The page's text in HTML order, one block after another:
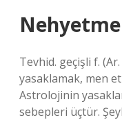
Tevhid. geçişli f.
yasaklamak, men
Astrolojinin
sebepleri üçtür.